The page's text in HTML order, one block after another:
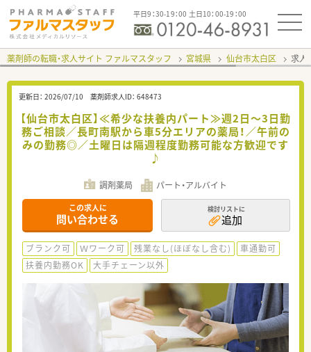
平日9：30-19：00 土日10：00-19：00
薬剤師の転職・求人サイト ファルマスタッフ 宮城県 仙台市太白区 求人
更新日： 2026/07/10 薬剤師求人ID： 648473
【仙台市太白区】≪希少な扶養内パート≫週2日～3日勤
務ご相談／長町南駅から車5分エリアの薬局！／午前の
みの勤務◎／土曜日は隔週程度勤務可能な方歓迎です
♪
調剤薬局 パート・アルバイト
この求人に
問い合わせる
検討リストに
追加
ブランク可 Ｗワーク可 残業なし(ほぼなし含む)
車通勤可
扶養内勤務OK
大手チェーン以外